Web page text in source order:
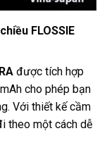
FLOSSIE
được tích hợp
cho phép bạn
Với thiết kế cầm
theo một cách dễ